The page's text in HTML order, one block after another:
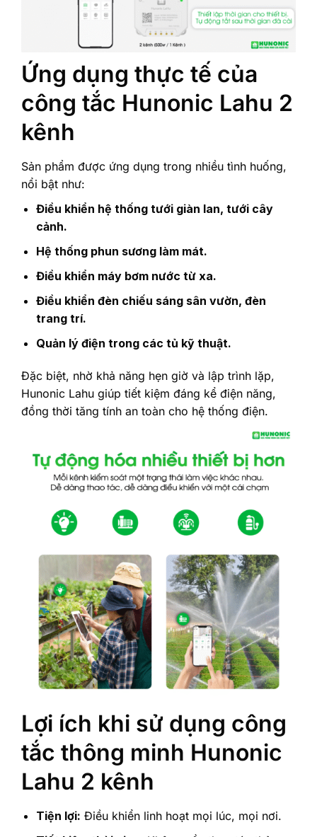
Ứng dụng thực tế của
công tắc Hunonic Lahu 2
kênh
Sản phẩm được ứng dụng trong nhiều tình huống,
nổi bật như:
Điều khiển hệ thống tưới giàn lan, tưới cây
cảnh.
Hệ thống phun sương làm mát.
Điều khiển máy bơm nước từ xa.
Điều khiển đèn chiếu sáng sân vườn, đèn
trang trí.
Quản lý điện trong các tủ kỹ thuật.
Đặc biệt, nhờ khả năng hẹn giờ và lập trình lặp,
Hunonic Lahu giúp tiết kiệm đáng kể điện năng,
đồng thời tăng tính an toàn cho hệ thống điện.
Lợi ích khi sử dụng công
tắc thông minh Hunonic
Lahu 2 kênh
Tiện lợi: Điều khiển linh hoạt mọi lúc, mọi nơi.